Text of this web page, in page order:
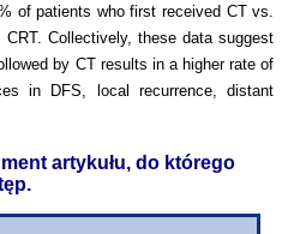
of patients who first received CT vs.
Collectively, these data suggest
by CT results in a higher rate of
in DFS, local recurrence, distant
artykułu, do którego